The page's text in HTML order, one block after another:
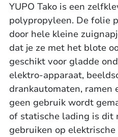
YUPO Tako is een
polypropyleen. De folie
door hele kleine
dat je ze met het blote
geschikt voor gladde
elektro-apparaat,
drankautomaten, ramen
geen gebruik wordt
of statische lading is dit
gebruiken op